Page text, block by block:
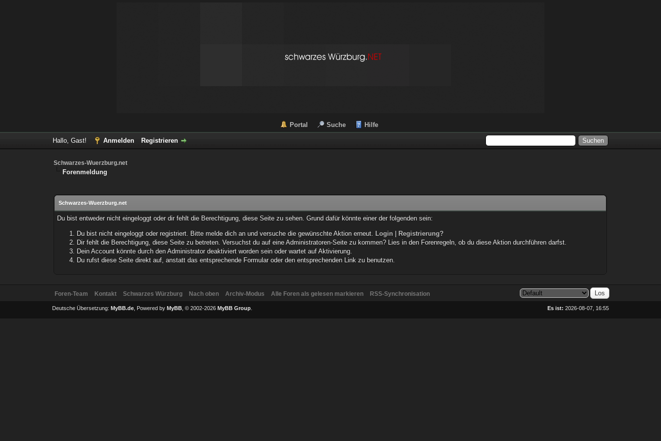
Portal Suche Hilfe
Hallo, Gast! Anmelden Registrieren
Schwarzes-Wuerzburg.net
Forenmeldung
Schwarzes-Wuerzburg.net
Du bist entweder nicht eingeloggt oder dir fehlt die Berechtigung, diese Seite zu sehen. Grund dafür könnte einer der folgenden sein:
Du bist nicht eingeloggt oder registriert. Bitte melde dich an und versuche die gewünschte Aktion erneut. Login
Registrierung?
Dir fehlt die Berechtigung, diese Seite zu betreten. Versuchst du auf eine Administratoren-Seite zu kommen? Lies in den Forenregeln, ob du diese Aktion durchführen darfst.
Dein Account könnte durch den Administrator deaktiviert worden sein oder wartet auf Aktivierung.
Du rufst diese Seite direkt auf, anstatt das entsprechende Formular oder den entsprechenden Link zu benutzen.
Foren-Team Kontakt Schwarzes Würzburg Nach oben Archiv-Modus Alle Foren als gelesen markieren RSS-Synchronisation
Es ist: 2026-08-07, 16:55
Deutsche Übersetzung: MyBB.de, Powered by MyBB, © 2002-2026 MyBB Group.